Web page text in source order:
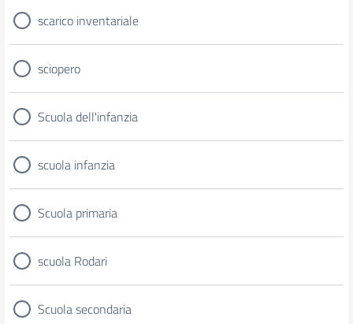
scarico inventariale
sciopero
Scuola dell'infanzia
scuola infanzia
Scuola primaria
scuola Rodari
Scuola secondaria